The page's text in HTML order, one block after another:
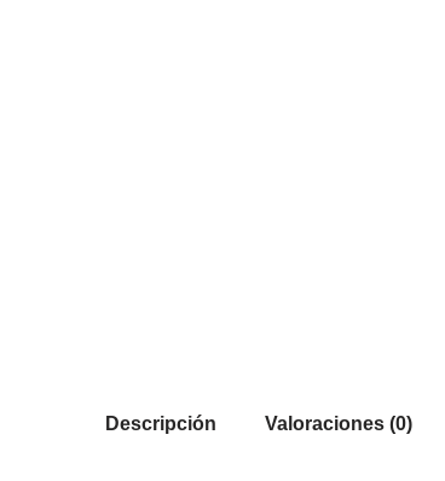
Descripción Valoraciones (0)